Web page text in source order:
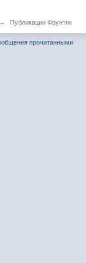
→ Публикации Фрунтик
прочитанными